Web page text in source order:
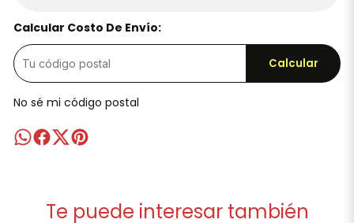
Calcular Costo De Envío:
Calcular
No sé mi código postal
Te puede interesar también